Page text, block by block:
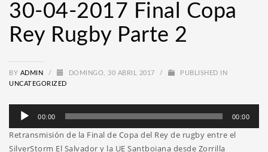
30-04-2017 Final Copa
Rey Rugby Parte 2
BY ADMIN / DOMINGO, 30 ABRIL 2017 /
PUBLISHED IN
UNCATEGORIZED
Reproductor
audio
00:00 00:00
Retransmisión de la Final de Copa del Rey de rugby entre el
SilverStorm El Salvador y la UE Santboiana desde Zorrilla